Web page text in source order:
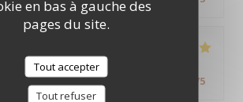
en bas à gauche des
pages du site.
Tout accepter
Tout refuser
- Couverts 16
:5/5 Cuisine:5 /5